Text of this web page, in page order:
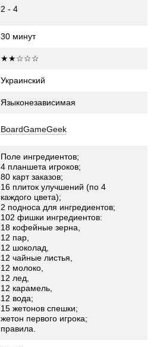
2 - 4
30 минут
★★☆☆☆
Украинский
Языконезависимая
BoardGameGeek
Поле ингредиентов;
4 планшета игроков;
80 карт заказов;
16 плиток улучшений (по 4
каждого цвета);
2 подноса для ингредиентов;
102 фишки ингредиентов:
18 кофейные зерна,
12 пар,
12 шоколад,
12 чайные листья,
12 молоко,
12 лед,
12 карамель,
12 вода;
15 жетонов спешки;
жетон первого игрока;
правила.